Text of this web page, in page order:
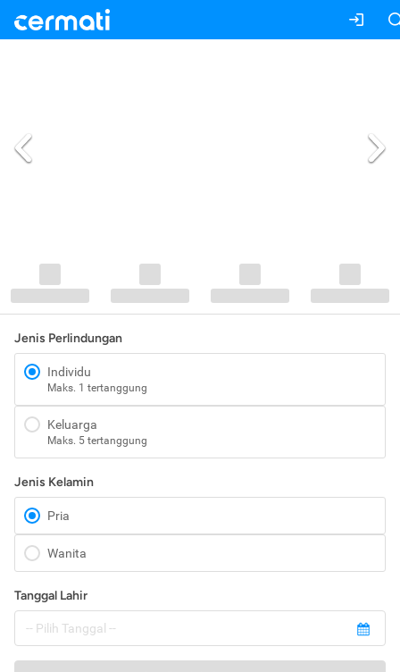
Jenis Perlindungan
Individu
Maks. 1 tertanggung
Keluarga
Maks. 5 tertanggung
Jenis Kelamin
Pria
Wanita
Tanggal Lahir